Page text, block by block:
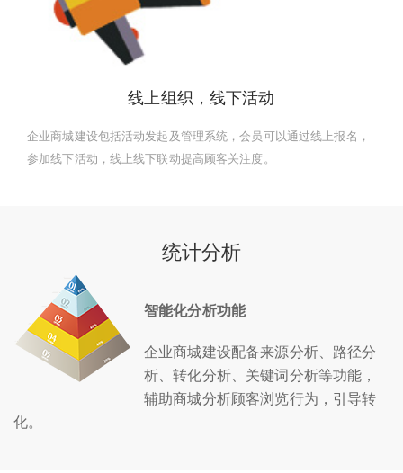
线上组织，线下活动
企业商城建设包括活动发起及管理系统，会员可以通过线上报名，
参加线下活动，线上线下联动提高顾客关注度。
统计分析
智能化分析功能
企业商城建设配备来源分析、路径分
析、转化分析、关键词分析等功能，
辅助商城分析顾客浏览行为，引导转
化。